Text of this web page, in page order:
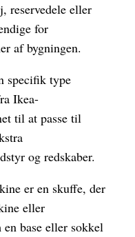
reservedele eller
for
af bygningen.
specifik type
Ikea-
til at passe til
og redskaber.
er en skuffe, der
eller
base eller sokkel